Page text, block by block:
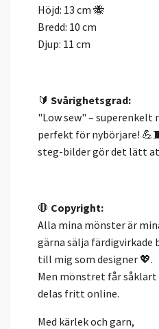
Höjd: 13 cm 🐝
Bredd: 10 cm
Djup: 11 cm
🔰 Svårighetsgrad:
"Low sew" – superenkelt
perfekt för nybörjare!
steg-bilder gör det lätt
🛑 Copyright:
Alla mina mönster är
gärna sälja färdigvirkade
till mig som designer 💖.
Men mönstret får
delas fritt online.
Med kärlek och garn,